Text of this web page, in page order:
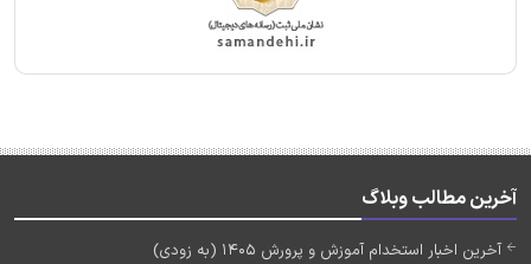
آخرین مطالب وبلاگ
آخرین اخبار استخدام آموزش و پرورش 1405 (به زودی)